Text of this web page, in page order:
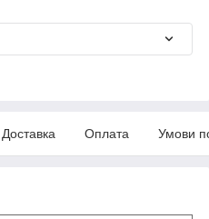
Доставка Оплата Умови